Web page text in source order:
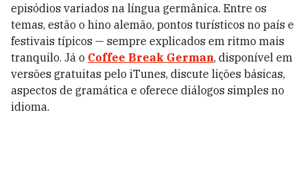
episódios variados na língua germânica. Entre os
temas, estão o hino alemão, pontos turísticos no país e
festivais típicos — sempre explicados em ritmo mais
tranquilo. Já o Coffee Break German, disponível em
versões gratuitas pelo iTunes, discute lições básicas,
aspectos de gramática e oferece diálogos simples no
idioma.